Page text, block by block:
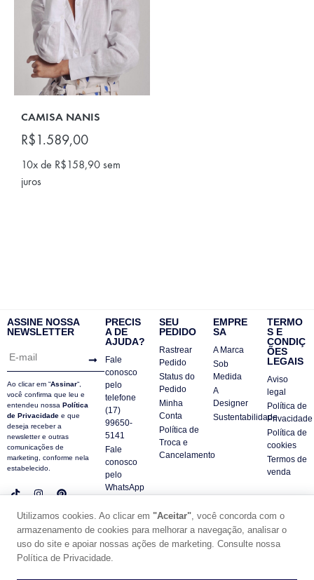
CAMISA NANIS
R$1.589,00
10x de R$158,90 sem
juros
ASSINE NOSSA
NEWSLETTER
Ao clicar em “Assinar“,
você confirma que leu e
entendeu nossa Política
de Privacidade e que
deseja receber a
newsletter e outras
comunicações de
marketing, conforme nela
estabelecido.
PRECIS
A DE
AJUDA?
Fale
conosco
pelo
telefone
(17)
99650-
5141
Fale
conosco
pelo
WhatsApp
FAQ
SEU
PEDIDO
Rastrear
Pedido
Status do
Pedido
Minha
Conta
Política de
Troca e
Cancelamento
EMPRE
SA
A Marca
Sob
Medida
A
Designer
Sustentabilidade
TERMO
S E
CONDIÇ
ÕES
LEGAIS
Aviso
legal
Política de
Privacidade
Política de
cookies
Termos de
venda
© DUE PANNO - 2024 -
CNPJ18.684.752/0001-84
Utilizamos cookies. Ao clicar em "Aceitar", você concorda com o
armazenamento de cookies para melhorar a navegação, analisar o
uso do site e apoiar nossas ações de marketing. Consulte nossa
Política de Privacidade.